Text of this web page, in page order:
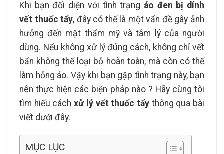
Khi bạn đối diện với tình trạng áo đen bị dính
vết thuốc tẩy, đây có thể là một vấn đề gây ảnh
hưởng đến mặt thẩm mỹ và tâm lý của người
dùng. Nếu không xử lý đúng cách, không chỉ vết
bẩn không thể loại bỏ hoàn toàn, mà còn có thể
làm hỏng áo. Vậy khi bạn gặp tình trạng này, bạn
nên thực hiện các biện pháp nào ? Hãy cùng tôi
tìm hiểu cáchxử lý vết thuốc tẩythông qua bài
viết dưới đây.
MỤC LỤC